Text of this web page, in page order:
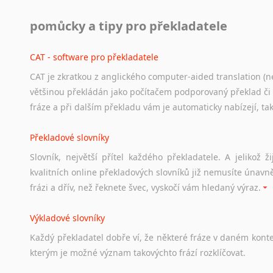
Odkazy poskytující cenné informace nekomerčního
Studium v Austrálii
Soubor odkazů užitečných všem, kteří uvažují o studiu v
a zázemí, australské univerzity a samozřejmě i osobní
Práce v Austrálii
Odkazy poskytující cenné informace nekomerčního
hledat práci na internetu případně osobní zkušenosti
Hledáte-li
práci
stejná obecná pravidla, jako pro český životopis. Tak dost
pomůcky a tipy pro překladatele
CAT - software pro překladatele
CAT je zkratkou z anglického computer-aided translation
většinou překládán jako počítačem podporovaný překlad
fráze a při dalším překladu vám je automaticky nabízejí,
Překladové slovníky
Slovník, největší přítel každého překladatele. A jelikož
kvalitních online překladových slovníků již nemusíte
frázi a dřív, než řeknete švec, vyskočí vám hledaný výraz.
Výkladové slovníky
Každý překladatel dobře ví, že některé fráze v daném
kterým je možné význam takovýchto frází rozklíčovat.